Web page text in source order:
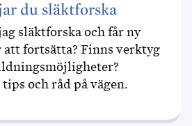
du släktforska
släktforska och får ny
fortsätta? Finns verktyg
och råd på vägen.